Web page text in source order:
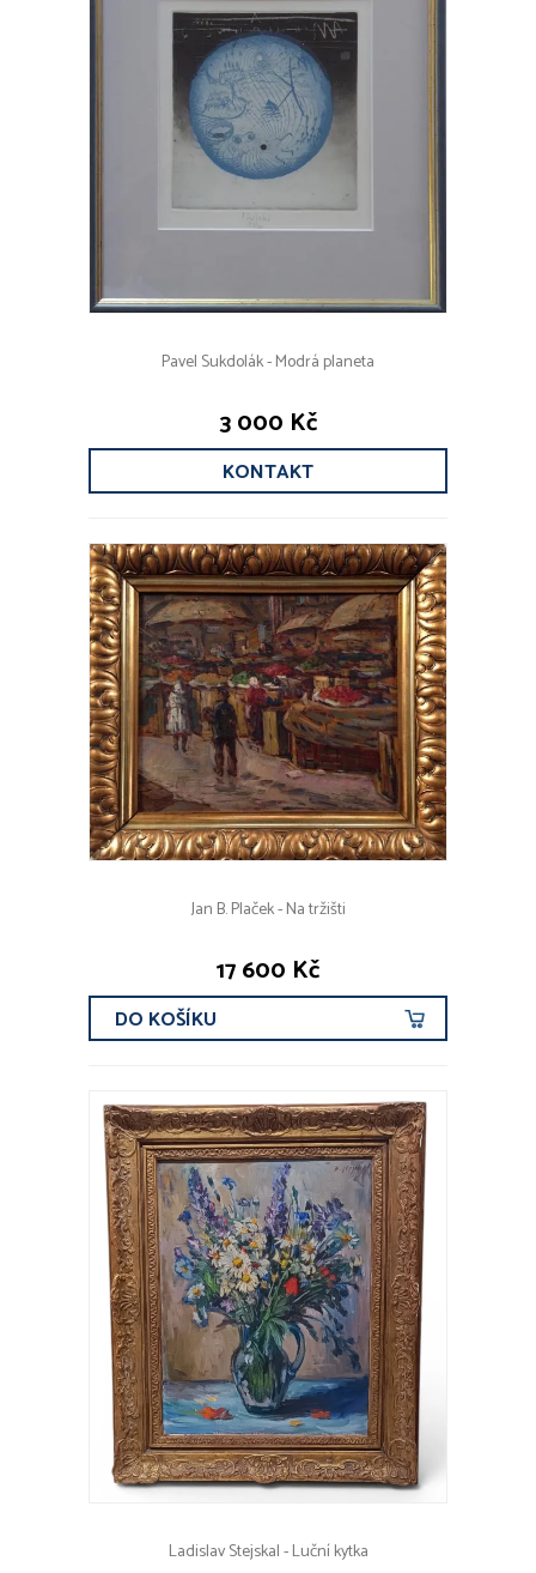
Pavel Sukdolák - Modrá planeta
3 000 Kč
KONTAKT
Jan B. Plaček - Na tržišti
17 600 Kč
DO KOŠÍKU
Ladislav Stejskal - Luční kytka